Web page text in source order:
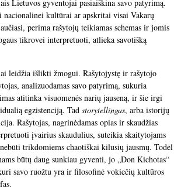
Lietuvos gyventojai pasiaiškina savo patyrimą.
kultūrai ar apskritai visai Vakarų
perima rašytojų teikiamas schemas ir jomis
tikrovei interpretuoti, atlieka savotišką
leidžia išlikti žmogui. Rašytojystę ir rašytojo
analizuodamas savo patyrimą, sukuria
atitinka visuomenės narių jauseną, ir šie irgi
egzistenciją. Tad storytellingas, arba istorijų
Rašytojas, nagrinėdamas opias ir skaudžias
įvairius skaudulius, suteikia skaitytojams
trikdomiems chaotiškai kilusių jausmų. Todėl
būtų daug sunkiau gyventi, jo „Don Kichotas“
savo ruožtu yra ir filosofinė vokiečių kultūros